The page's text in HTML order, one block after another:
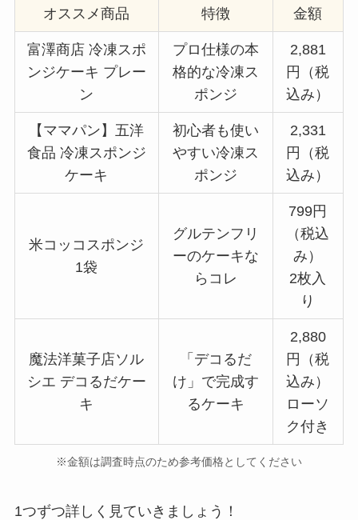
オススメ商品 特徴 金額
富澤商店 冷凍スポ
ンジケーキ プレー
ン
プロ仕様の本
格的な冷凍ス
ポンジ
2,881
円（税
込み）
【ママパン】五洋
食品 冷凍スポンジ
ケーキ
初心者も使い
やすい冷凍ス
ポンジ
2,331
円（税
込み）
米コッコスポンジ
1袋
グルテンフリ
ーのケーキな
らコレ
799円
（税込
み）
2枚入
り
魔法洋菓子店ソル
シエ デコるだケー
キ
「デコるだ
け」で完成す
るケーキ
2,880
円（税
込み）
ローソ
ク付き
※金額は調査時点のため参考価格としてください
1つずつ詳しく見ていきましょう！